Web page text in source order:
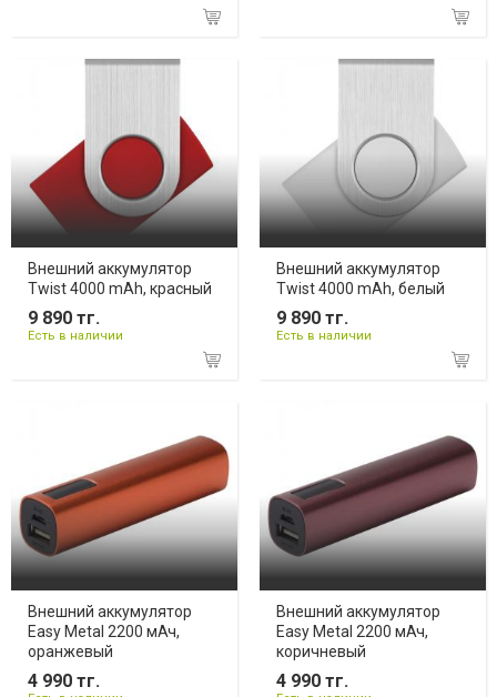
Внешний аккумулятор
Twist 4000 mAh, красный
9 890 тг.
Есть в наличии
Внешний аккумулятор
Twist 4000 mAh, белый
9 890 тг.
Есть в наличии
Внешний аккумулятор
Easy Metal 2200 мАч,
оранжевый
4 990 тг.
Внешний аккумулятор
Easy Metal 2200 мАч,
коричневый
4 990 тг.